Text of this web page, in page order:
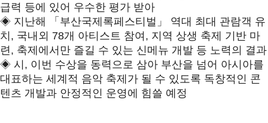
급력 등에 있어 우수한 평가 받아
◈ 지난해 「부산국제록페스티벌」 역대 최대 관람객 유
치, 국내외 78개 아티스트 참여, 지역 상생 축제 기반 마
련, 축제에서만 즐길 수 있는 신메뉴 개발 등 노력의 결과
◈ 시, 이번 수상을 동력으로 삼아 부산을 넘어 아시아를
대표하는 세계적 음악 축제가 될 수 있도록 독창적인 콘
텐츠 개발과 안정적인 운영에 힘쓸 예정